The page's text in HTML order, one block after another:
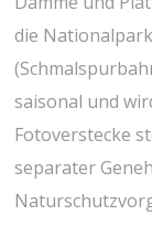
die⁣
saisonal und
Fotoverstecke
separater